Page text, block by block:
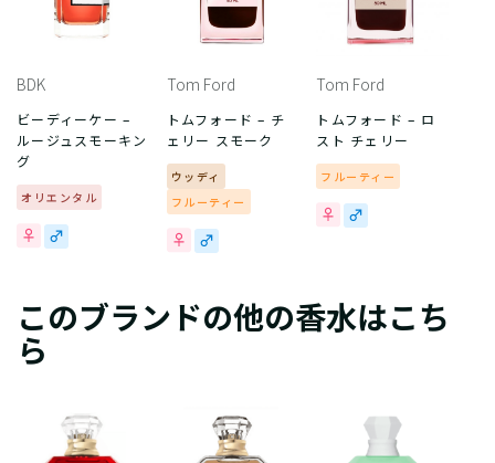
BDK
ビーディーケー –
ルージュスモーキン
グ
オリエンタル
Tom Ford
トムフォード – チ
ェリー スモーク
ウッディ
フルーティー
Tom Ford
トムフォード – ロ
スト チェリー
フルーティー
このブランドの他の香水はこち
ら